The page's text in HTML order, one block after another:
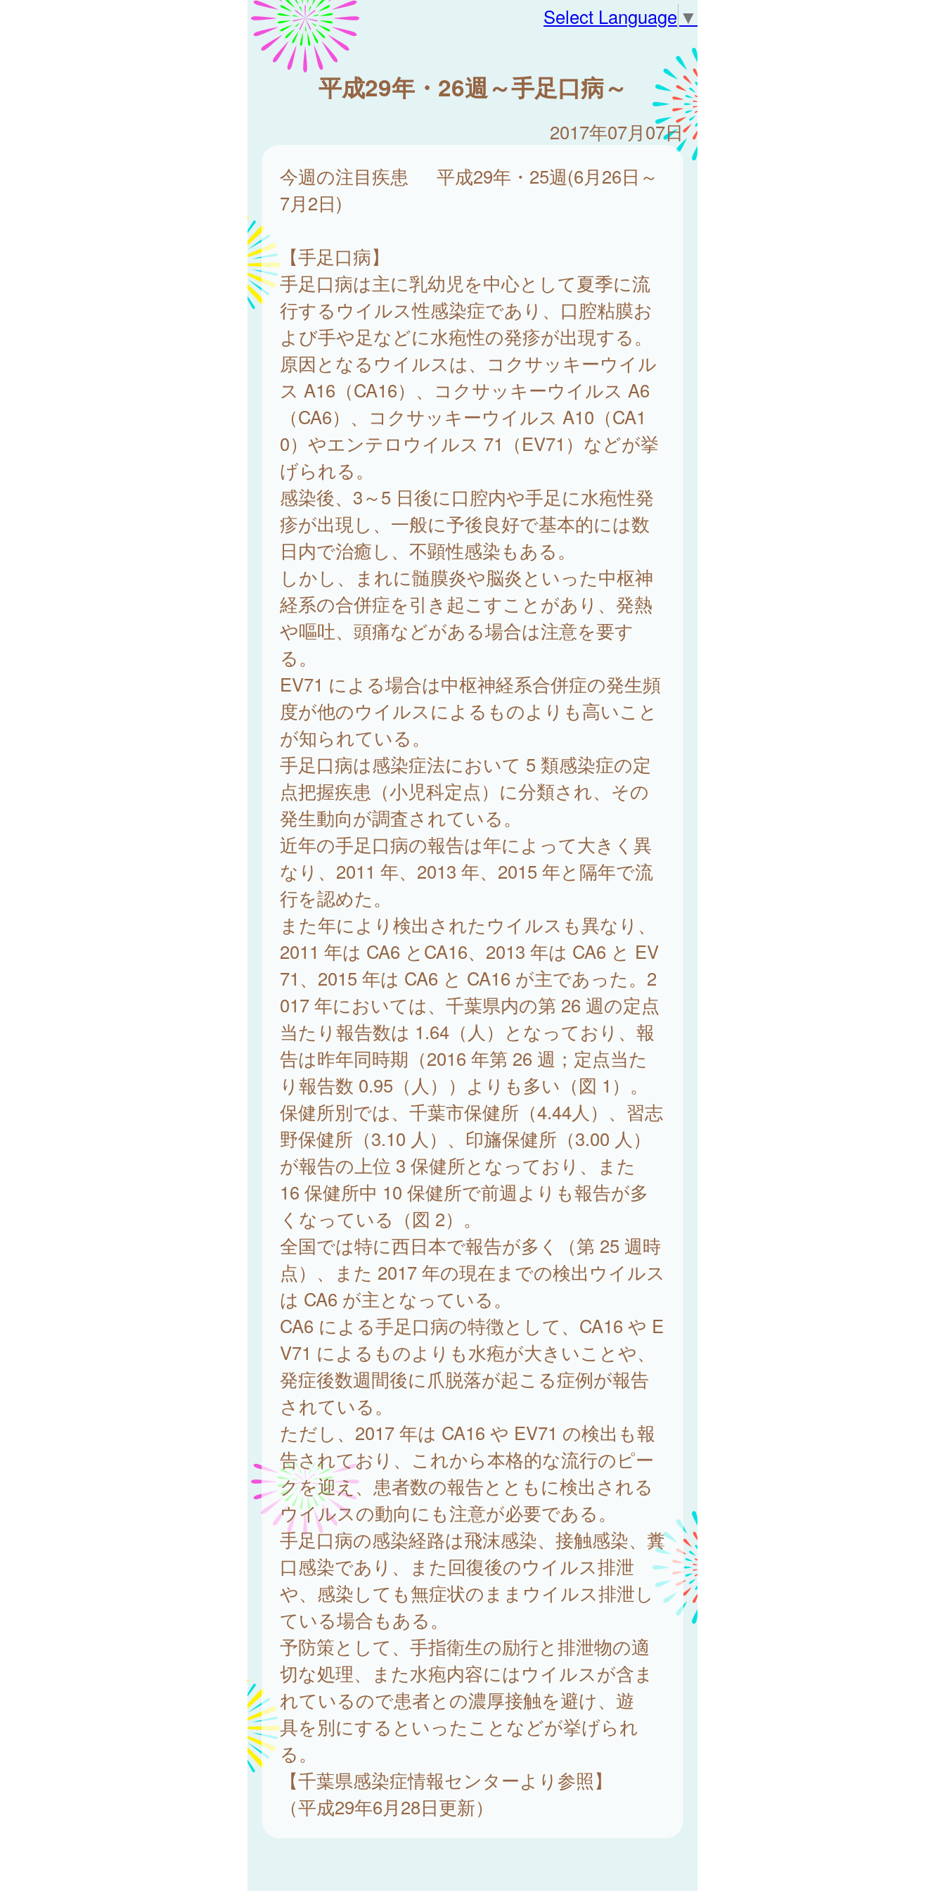
Select Language ▼
平成29年・26週～手足口病～
2017年07月07日
今週の注目疾患 平成29年・25週(6月26日～
7月2日)
【手足口病】
手足口病は主に乳幼児を中心として夏季に流
行するウイルス性感染症であり、口腔粘膜お
よび手や足などに水疱性の発疹が出現する。
原因となるウイルスは、コクサッキーウイル
ス A16（CA16）、コクサッキーウイルス A6
（CA6）、コクサッキーウイルス A10（CA1
0）やエンテロウイルス 71（EV71）などが挙
げられる。
感染後、3～5 日後に口腔内や手足に水疱性発
疹が出現し、一般に予後良好で基本的には数
日内で治癒し、不顕性感染もある。
しかし、まれに髄膜炎や脳炎といった中枢神
経系の合併症を引き起こすことがあり、発熱
や嘔吐、頭痛などがある場合は注意を要す
る。
EV71 による場合は中枢神経系合併症の発生頻
度が他のウイルスによるものよりも高いこと
が知られている。
手足口病は感染症法において 5 類感染症の定
点把握疾患（小児科定点）に分類され、その
発生動向が調査されている。
近年の手足口病の報告は年によって大きく異
なり、2011 年、2013 年、2015 年と隔年で流
行を認めた。
また年により検出されたウイルスも異なり、
2011 年は CA6 とCA16、2013 年は CA6 と EV
71、2015 年は CA6 と CA16 が主であった。2
017 年においては、千葉県内の第 26 週の定点
当たり報告数は 1.64（人）となっており、報
告は昨年同時期（2016 年第 26 週；定点当た
り報告数 0.95（人））よりも多い（図 1）。
保健所別では、千葉市保健所（4.44人）、習志
野保健所（3.10 人）、印旛保健所（3.00 人）
が報告の上位 3 保健所となっており、また
16 保健所中 10 保健所で前週よりも報告が多
くなっている（図 2）。
全国では特に西日本で報告が多く（第 25 週時
点）、また 2017 年の現在までの検出ウイルス
は CA6 が主となっている。
CA6 による手足口病の特徴として、CA16 や E
V71 によるものよりも水疱が大きいことや、
発症後数週間後に爪脱落が起こる症例が報告
されている。
ただし、2017 年は CA16 や EV71 の検出も報
告されており、これから本格的な流行のピー
クを迎え、患者数の報告とともに検出される
ウイルスの動向にも注意が必要である。
手足口病の感染経路は飛沫感染、接触感染、糞
口感染であり、また回復後のウイルス排泄
や、感染しても無症状のままウイルス排泄し
ている場合もある。
予防策として、手指衛生の励行と排泄物の適
切な処理、また水疱内容にはウイルスが含ま
れているので患者との濃厚接触を避け、遊
具を別にするといったことなどが挙げられ
る。
【千葉県感染症情報センターより参照】
（平成29年6月28日更新）